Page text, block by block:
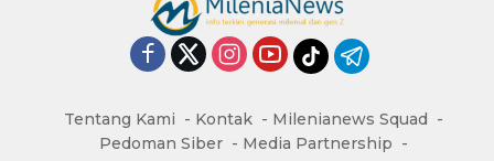
Tentang Kami Kontak
Milenianews Squad
Pedoman Siber
Media Partnership